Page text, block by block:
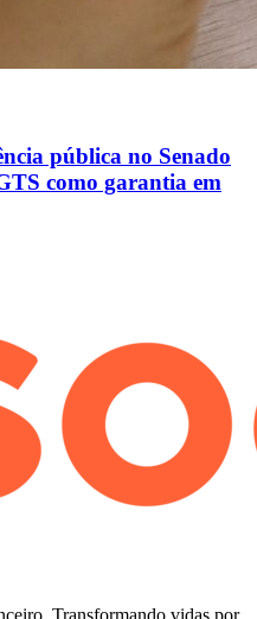
pública no Senado
como garantia em
Transformando vidas por